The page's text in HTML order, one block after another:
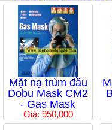
Mặt nạ trùm đầu
Dobu Mask CM2
- Gas Mask
Giá: 950,000